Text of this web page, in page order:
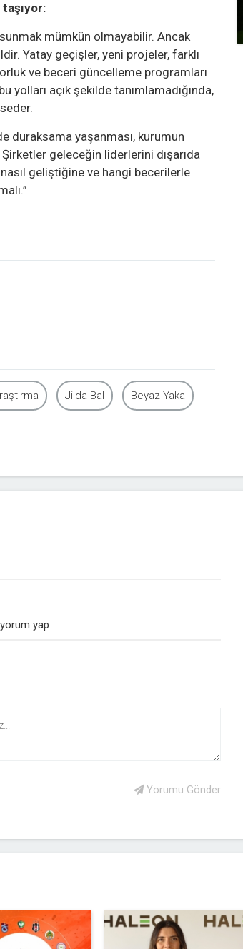
mümkün olmayabilir. Ancak
Yatay geçişler, yeni projeler, farklı
ve beceri güncelleme programları
yolları açık şekilde tanımlamadığında,
duraksama yaşanması, kurumun
geleceğin liderlerini dışarıda
geliştiğine ve hangi becerilerle
Jilda Bal Beyaz Yaka
yap
Yorumu Gönder